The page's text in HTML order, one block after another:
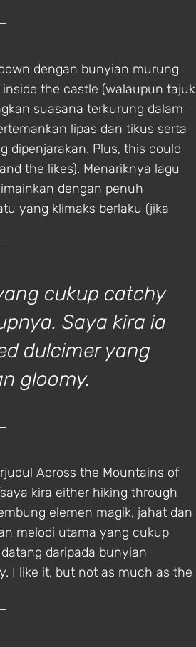
dengan bunyian murung
the castle (walaupun tajuk
suasana terkurung dalam
lipas dan tikus serta
dipenjarakan. Plus, this could
the likes). Menariknya lagu
dengan penuh
yang klimaks berlaku (jika
cukup catchy
Saya kira ia
dulcimer yang
gloomy.
Across the Mountains of
kira either hiking through
elemen magik, jahat dan
melodi utama yang cukup
daripada bunyian
I like it, but not as much as the